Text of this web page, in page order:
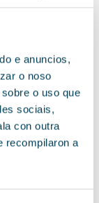
e anuncios,
o noso
o uso que
sociais,
con outra
recompilaron a
una pyme
este